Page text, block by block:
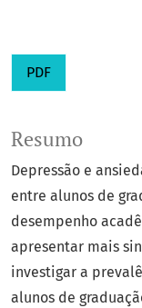
PDF
Resumo
Depressão e
entre alunos de
desempenho
apresentar mais
investigar a
alunos de